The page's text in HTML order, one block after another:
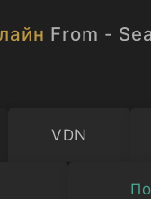
1 Епизод 3
From -
VDN